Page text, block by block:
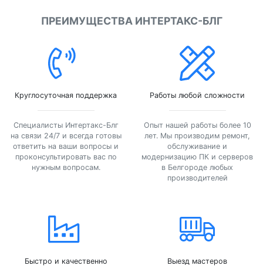
ПРЕИМУЩЕСТВА ИНТЕРТАКС-БЛГ
Круглосуточная поддержка
Специалисты Интертакс-Блг
на связи 24/7 и всегда готовы
ответить на ваши вопросы и
проконсультировать вас по
нужным вопросам.
Работы любой сложности
Опыт нашей работы более 10
лет. Мы производим ремонт,
обслуживание и
модернизацию ПК и серверов
в Белгороде любых
производителей
Быстро и качественно Выезд мастеров